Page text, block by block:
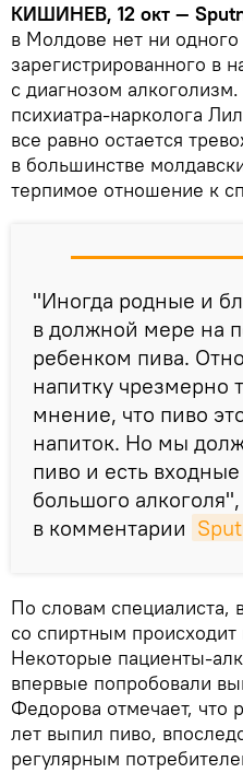
КИШИНЕВ, 12 окт —
в Молдове нет ни одного
зарегистрированного в
с диагнозом
психиатра-нарколога
все равно остается
в большинстве
терпимое отношение к
"Иногда родные и
в должной мере на
ребенком пива.
напитку чрезмерно
мнение, что пиво
напиток. Но мы
пиво и есть
большого
в комментарии
По словам специалиста,
со спиртным
Некоторые пациенты-
впервые попробовали
Федорова отмечает, что
лет выпил пиво,
регулярным